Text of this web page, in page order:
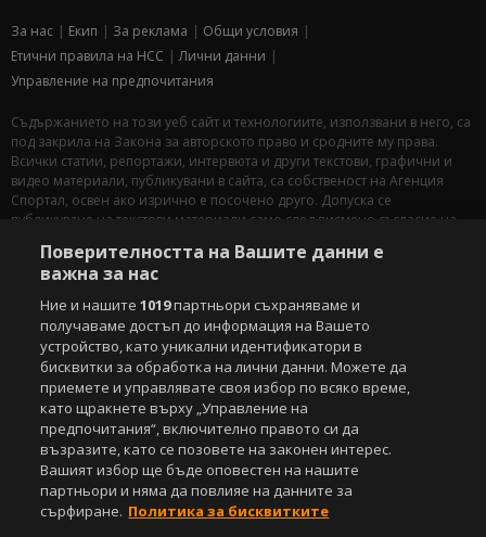
За нас Екип За рекламa
Общи условия
Етични правила на НСС
Лични данни
Управление на предпочитания
Съдържанието на този уеб сайт и технологиите, използвани в него, са
под закрила на Закона за авторското право и сродните му права.
Всички статии, репортажи, интервюта и други текстови, графични и
видео материали, публикувани в сайта, са собственост на Агенция
Спортал, освен ако изрично е посочено друго. Допуска се
публикуване на текстови материали само след писмено съгласие на
www.sportal.bg. Използването на графични и видео материали,
публикувани в сайта, е строго забранено. Нарушителите ще бъдат
санкционирани с цялата строгост на закона.
БЕЗПЛАТНОТО приложение за:
Android
Powered by:
Поверителността на Вашите данни е
важна за нас
Ние и нашите1019партньори съхраняваме и
получаваме достъп до информация на Вашето
устройство, като уникални идентификатори в
бисквитки за обработка на лични данни. Можете да
приемете и управлявате своя избор по всяко време,
като щракнете върху „Управление на
предпочитания“, включително правото си да
възразите, като се позовете на законен интерес.
Вашият избор ще бъде оповестен на нашите
партньори и няма да повлияе на данните за
сърфиране. Политика за бисквитките